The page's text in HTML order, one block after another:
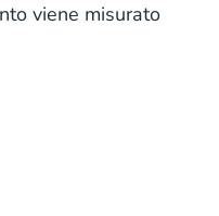
viene misurato